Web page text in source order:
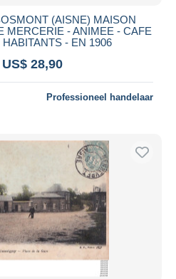
(AISNE) MAISON
MERCERIE - ANIMEE - CAFE
- EN 1906
28,90
Professioneel handelaar